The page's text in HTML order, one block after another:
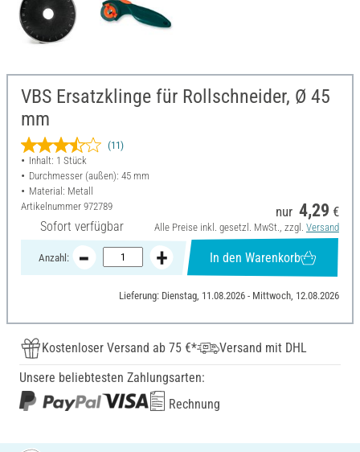
VBS Ersatzklinge für Rollschneider, Ø 45
mm
(11)
Inhalt: 1 Stück
Durchmesser (außen): 45 mm
Material: Metall
Artikelnummer 972789
Sofort verfügbar
nur 4,29 €
Alle Preise inkl. gesetzl. MwSt., zzgl. Versand
Anzahl: In den Warenkorb
Lieferung: Dienstag, 11.08.2026 - Mittwoch, 12.08.2026
Kostenloser Versand ab 75 €*
Versand mit DHL
Unsere beliebtesten Zahlungsarten:
Rechnung